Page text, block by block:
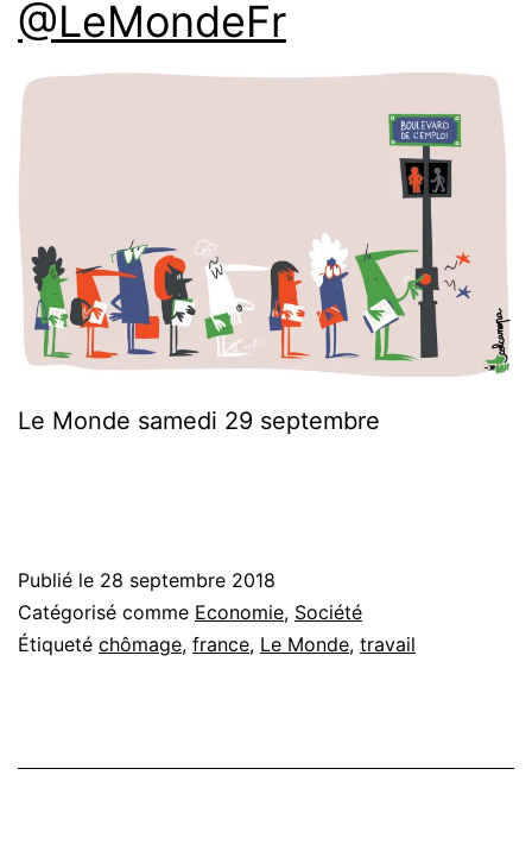
@LeMondeFr
Le Monde samedi 29 septembre
Publié le 28 septembre 2018
Catégorisé comme Economie, Société
Étiqueté chômage, france, Le Monde, travail